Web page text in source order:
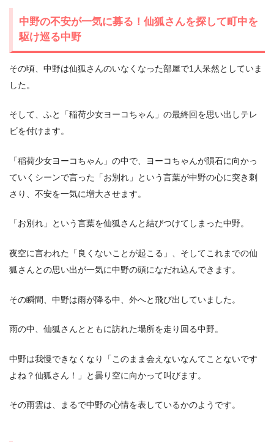
中野の不安が一気に募る！仙狐さんを探して町中を
駆け巡る中野
その頃、中野は仙狐さんのいなくなった部屋で1人呆然としていま
した。
そして、ふと「稲荷少女ヨーコちゃん」の最終回を思い出しテレ
ビを付けます。
「稲荷少女ヨーコちゃん」の中で、ヨーコちゃんが隕石に向かっ
ていくシーンで言った「お別れ」という言葉が中野の心に突き刺
さり、不安を一気に増大させます。
「お別れ」という言葉を仙狐さんと結びつけてしまった中野。
夜空に言われた「良くないことが起こる」、そしてこれまでの仙
狐さんとの思い出が一気に中野の頭になだれ込んできます。
その瞬間、中野は雨が降る中、外へと飛び出していました。
雨の中、仙狐さんとともに訪れた場所を走り回る中野。
中野は我慢できなくなり「このまま会えないなんてことないです
よね？仙狐さん！」と曇り空に向かって叫びます。
その雨雲は、まるで中野の心情を表しているかのようです。